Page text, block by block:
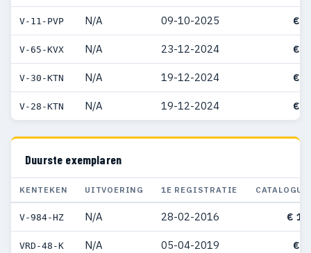
V-11-PVP N/A 09-10-2025 €
V-65-KVX N/A 23-12-2024 €
V-30-KTN N/A 19-12-2024 €
V-28-KTN N/A 19-12-2024 €
Duurste exemplaren
KENTEKEN UITVOERING 1E REGISTRATIE
V-984-HZ N/A 28-02-2016 €
VRD-48-K N/A 05-04-2019 €